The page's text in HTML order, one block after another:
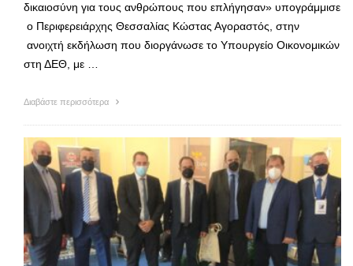
δικαιοσύνη για τους ανθρώπους που επλήγησαν» υπογράμμισε
ο Περιφερειάρχης Θεσσαλίας Κώστας Αγοραστός, στην
ανοιχτή εκδήλωση που διοργάνωσε το Υπουργείο Οικονομικών
στη ΔΕΘ, με …
Διαβάστε περισσότερα